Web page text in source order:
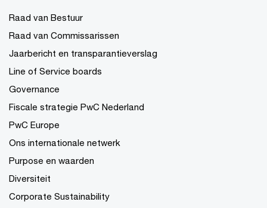
Raad van Bestuur
Raad van Commissarissen
Jaarbericht en transparantieverslag
Line of Service boards
Governance
Fiscale strategie PwC Nederland
PwC Europe
Ons internationale netwerk
Purpose en waarden
Diversiteit
Corporate Sustainability